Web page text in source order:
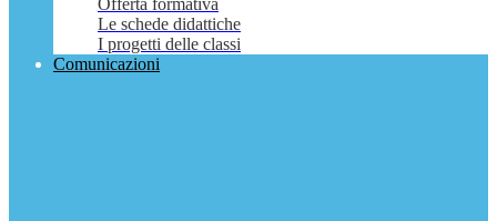
Offerta formativa
Le schede didattiche
I progetti delle classi
Comunicazioni